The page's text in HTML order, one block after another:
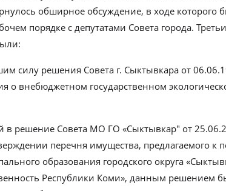
обширное обсуждение, в ходе которого
порядке с депутатами Совета города.
силу решения Совета г. Сыктывкара от
о внебюджетном государственном
решение Совета МО ГО «Сыктывкар" от
перечня имущества, предлагаемого к
образования городского округа
Республики Коми», данным решением